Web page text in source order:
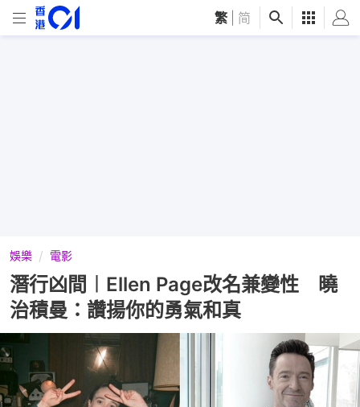
繁 简
娛樂 電影
潛行凶間︱Ellen Page改名兼變性 曉
治積曼：讚揚你的勇氣和真